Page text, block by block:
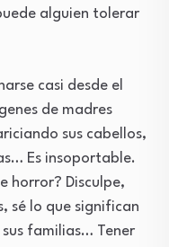
alguien tolerar
casi desde el
de madres
sus cabellos,
Es insoportable.
horror? Disculpe,
sé lo que significan
familias… Tener